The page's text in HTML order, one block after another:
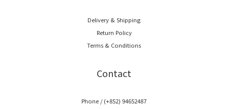
Delivery & Shipping
Return Policy
Terms & Conditions
Contact
Phone / (+852) 94652487